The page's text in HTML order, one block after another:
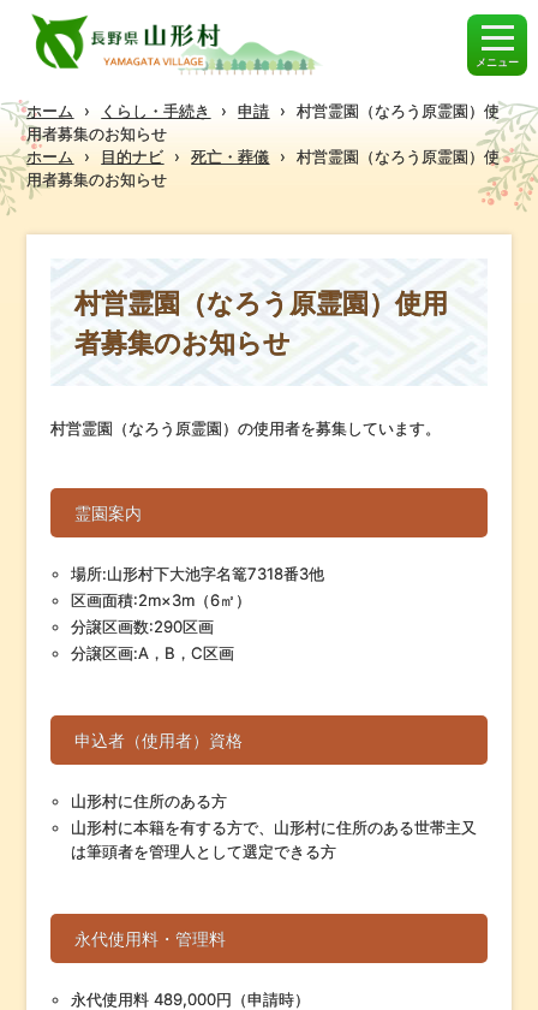
メニュー
ホーム › くらし・手続き › 申請 ›
村営霊園（なろう原霊園）使
用者募集のお知らせ
ホーム
› 目的ナビ › 死亡・葬儀 ›
村営霊園（なろう原霊園）使
用者募集のお知らせ
村営霊園（なろう原霊園）使用
者募集のお知らせ
村営霊園（なろう原霊園）の使用者を募集しています。
霊園案内
場所:山形村下大池字名篭7318番3他
区画面積:2m×3m（6㎡）
分譲区画数:290区画
分譲区画:A，B，C区画
申込者（使用者）資格
山形村に住所のある方
山形村に本籍を有する方で、山形村に住所のある世帯主又
は筆頭者を管理人として選定できる方
永代使用料・管理料
永代使用料 489,000円（申請時）